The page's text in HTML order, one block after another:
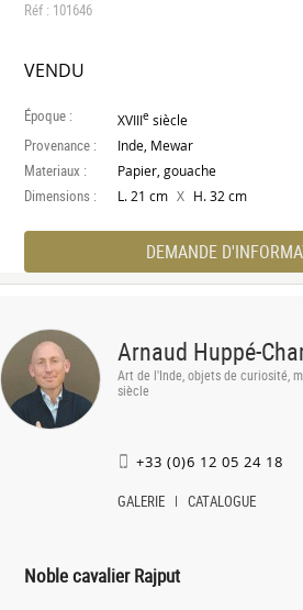
Réf : 101646
VENDU
Époque : XVIIIe siècle
Provenance : Inde, Mewar
Materiaux : Papier, gouache
Dimensions : L. 21 cm X H. 32 cm
DEMANDE
Arnaud Huppé-
Art de l'Inde, objets de curiosité,
siècle
+33 (0)6 12 05 24 18
GALERIE CATALOGUE
Noble cavalier Rajput